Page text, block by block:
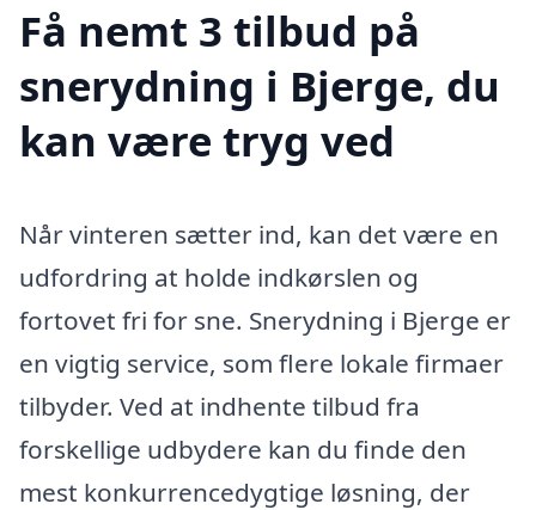
Få nemt 3 tilbud på
snerydning i Bjerge, du
kan være tryg ved
Når vinteren sætter ind, kan det være en
udfordring at holde indkørslen og
fortovet fri for sne. Snerydning i Bjerge er
en vigtig service, som flere lokale firmaer
tilbyder. Ved at indhente tilbud fra
forskellige udbydere kan du finde den
mest konkurrencedygtige løsning, der